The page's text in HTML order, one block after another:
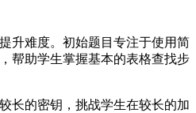
升难度。初始题目专注于使用简
帮助学生掌握基本的表格查找步
长的密钥，挑战学生在较长的加